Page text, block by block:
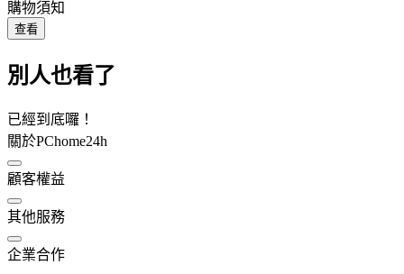
購物須知
查看
別人也看了
已經到底囉！
關於PChome24h
顧客權益
其他服務
企業合作